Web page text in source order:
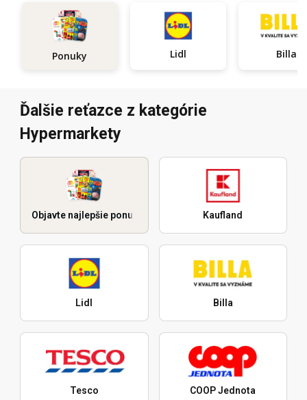
Ponuky Lidl Billa
Ďalšie reťazce z kategórie
Hypermarkety
Objavte najlepšie ponuky Kaufland
Lidl Billa
Tesco COOP Jednota